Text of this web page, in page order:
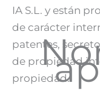
IA S.L. y están
de carácter
patentes,
de propiedad
propiedad.